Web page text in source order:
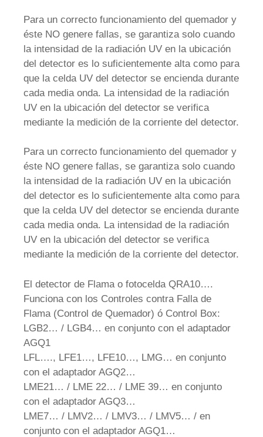
Para un correcto funcionamiento del quemador y
éste NO genere fallas, se garantiza solo cuando
la intensidad de la radiación UV en la ubicación
del detector es lo suficientemente alta como para
que la celda UV del detector se encienda durante
cada media onda. La intensidad de la radiación
UV en la ubicación del detector se verifica
mediante la medición de la corriente del detector.
Para un correcto funcionamiento del quemador y
éste NO genere fallas, se garantiza solo cuando
la intensidad de la radiación UV en la ubicación
del detector es lo suficientemente alta como para
que la celda UV del detector se encienda durante
cada media onda. La intensidad de la radiación
UV en la ubicación del detector se verifica
mediante la medición de la corriente del detector.
El detector de Flama o fotocelda QRA10….
Funciona con los Controles contra Falla de
Flama (Control de Quemador) ó Control Box:
LGB2… / LGB4… en conjunto con el adaptador
AGQ1
LFL…., LFE1…, LFE10…, LMG… en conjunto
con el adaptador AGQ2…
LME21… / LME 22… / LME 39… en conjunto
con el adaptador AGQ3…
LME7… / LMV2… / LMV3… / LMV5… / en
conjunto con el adaptador AGQ1…